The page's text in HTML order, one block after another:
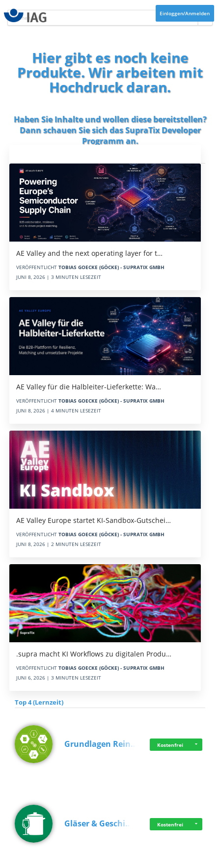
Einloggen/Anmelden
Hier gibt es noch keine
Produkte. Wir arbeiten mit
Hochdruck daran.
Haben Sie Inhalte und wollen diese bereitstellen?
Dann schauen Sie sich dasSupraTix Developer
Programman.
AE Valley and the next operating layer for t…
VERÖFFENTLICHT TOBIAS GOECKE (GÖCKE) - SUPRATIX GMBH
JUNI 8, 2026 | 3 MINUTEN LESEZEIT
AE Valley für die Halbleiter-Lieferkette: Wa…
VERÖFFENTLICHT TOBIAS GOECKE (GÖCKE) - SUPRATIX GMBH
JUNI 8, 2026 | 4 MINUTEN LESEZEIT
AE Valley Europe startet KI-Sandbox-Gutschei…
VERÖFFENTLICHT TOBIAS GOECKE (GÖCKE) - SUPRATIX GMBH
JUNI 8, 2026 | 2 MINUTEN LESEZEIT
.supra macht KI Workflows zu digitalen Produ…
VERÖFFENTLICHT TOBIAS GOECKE (GÖCKE) - SUPRATIX GMBH
JUNI 6, 2026 | 3 MINUTEN LESEZEIT
Top 4 (Lernzeit)
Grundlagen Rein… Kostenfrei
Gläser & Geschi… Kostenfrei